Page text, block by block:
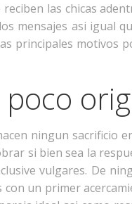
reciben las chicas
mensajes asi igual
principales motivos
ningun sacrificio
si bien sea la
vulgares. De
un primer